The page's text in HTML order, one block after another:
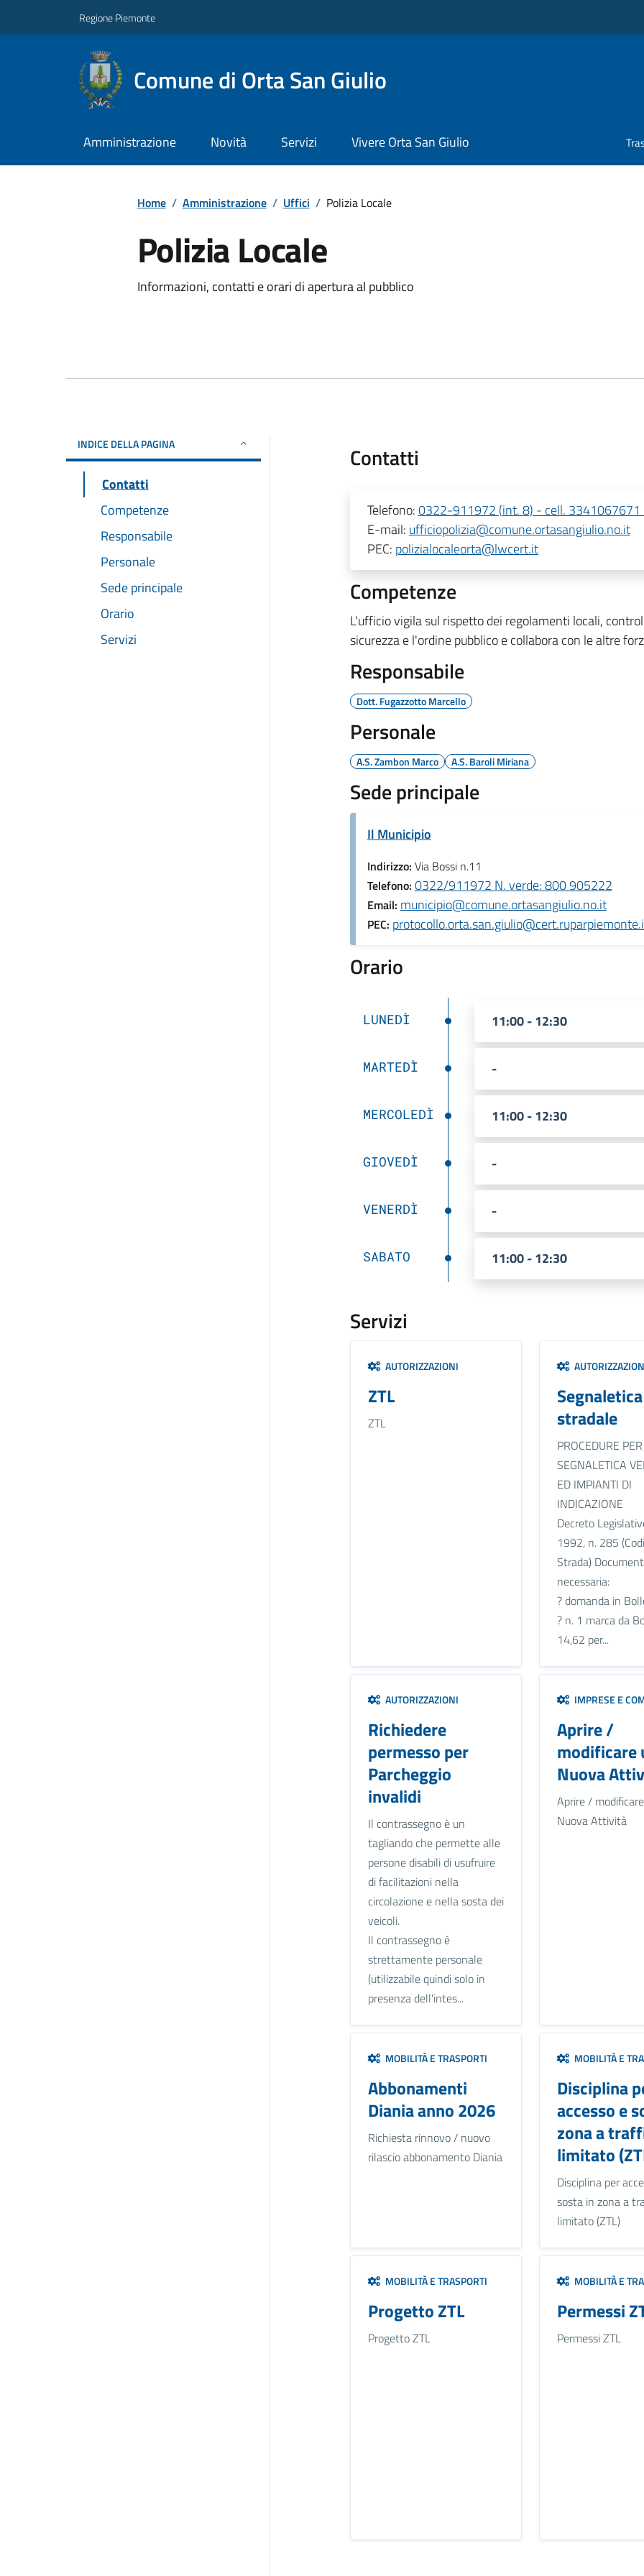
Regione Piemonte
Comune di Orta San Giulio
Amministrazione Novità Servizi Vivere Orta San Giulio
Home / Amministrazione / Uffici / Polizia Locale
Polizia Locale
Informazioni, contatti e orari di apertura al pubblico
INDICE DELLA PAGINA
Contatti
Competenze
Responsabile
Personale
Sede principale
Orario
Servizi
Contatti
Telefono:0322-911972 (int. 8) - cell.
E-mail: ufficiopolizia@comune.ortasangiulio.no.it
PEC: polizialocaleorta@lwcert.it
Competenze
L'ufficio vigila sul rispetto dei regolamenti locali,
sicurezza e l'ordine pubblico e collabora con le altre
Responsabile
Dott. Fugazzotto Marcello
Personale
A.S. Zambon Marco A.S. Baroli Miriana
Sede principale
Il Municipio
Indirizzo: Via Bossi n.11
Telefono: 0322/911972 N. verde: 800 905222
Email: municipio@comune.ortasangiulio.no.it
PEC:
Orario
LUNEDÌ 11:00 - 12:30
MARTEDÌ -
MERCOLEDÌ 11:00 - 12:30
GIOVEDÌ -
VENERDÌ -
SABATO 11:00 - 12:30
Servizi
AUTORIZZAZIONI
ZTL
ZTL
Segnaletica
stradale
PROCEDURE
SEGNALETICA
ED IMPIANTI DI
INDICAZIONE
Decreto
1992, n. 285
Strada)
necessaria:
? domanda in
? n. 1 marca da
14,62 per...
AUTORIZZAZIONI
Richiedere
permesso per
Parcheggio
invalidi
Il contrassegno è un
tagliando che permette alle
persone disabili di usufruire
di facilitazioni nella
circolazione e nella sosta dei
veicoli.
Il contrassegno è
strettamente personale
(utilizzabile quindi solo in
presenza dell'intes...
IMPRESE E
Aprire /
modificare
Nuova
Aprire /
Nuova Attività
MOBILITÀ E TRASPORTI
Abbonamenti
Diania anno 2026
Richiesta rinnovo / nuovo
rilascio abbonamento Diania
MOBILITÀ E
Disciplina
accesso e
zona a
limitato
Disciplina per
sosta in zona a
limitato (ZTL)
MOBILITÀ E TRASPORTI
Progetto ZTL
Progetto ZTL
MOBILITÀ E
Permessi
Permessi ZTL